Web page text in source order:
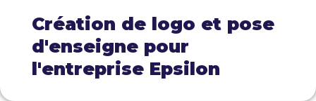
Création de logo et pose
d'enseigne pour
l'entreprise Epsilon